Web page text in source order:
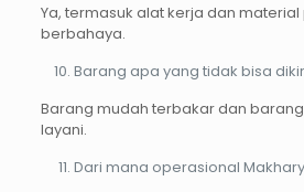
Ya, termasuk alat kerja dan
berbahaya.
Barang apa yang tidak bisa
Barang mudah terbakar dan
layani.
Dari mana operasional